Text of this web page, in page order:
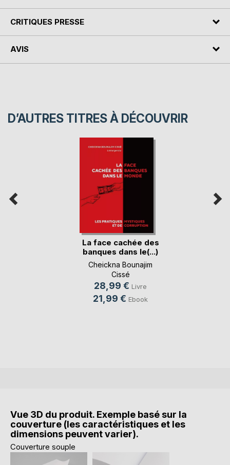
CRITIQUES PRESSE
AVIS
D’AUTRES TITRES À DÉCOUVRIR
La face cachée des
banques dans le(...)
Cheickna Bounajim
Cissé
28,99 € Livre
21,99 € Ebook
Vue 3D du produit. Exemple basé sur la
couverture (les caractéristiques et les
dimensions peuvent varier).
Couverture souple